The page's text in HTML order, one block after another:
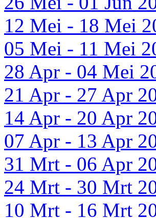
12 Mei - 18 Mei
05 Mei - 11 Mei
28 Apr - 04 Mei
21 Apr - 27 Apr
14 Apr - 20 Apr
07 Apr - 13 Apr
31 Mrt - 06 Apr
24 Mrt - 30 Mrt
10 Mrt - 16 Mrt